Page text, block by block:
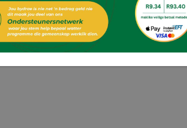
Deel dit!
Facebook Twitter